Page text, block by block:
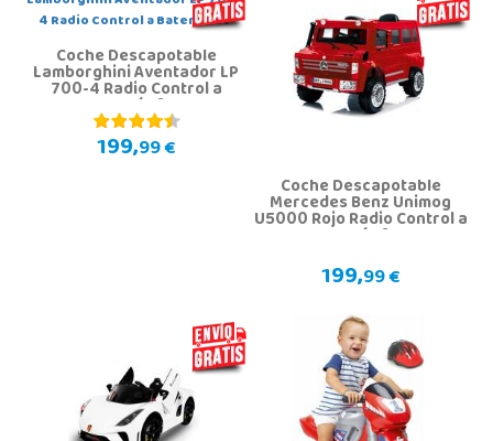
Coche Descapotable
Lamborghini Aventador LP
700-4 Radio Control a
Batería 6.V
199,99 €
Coche Descapotable
Mercedes Benz Unimog
U5000 Rojo Radio Control a
Batería 6.V
199,99 €